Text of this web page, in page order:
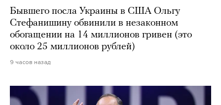
Бывшего посла Украины в США Ольгу
Стефанишину обвинили в незаконном
обогащении на 14 миллионов гривен (это
около 25 миллионов рублей)
9 часов назад